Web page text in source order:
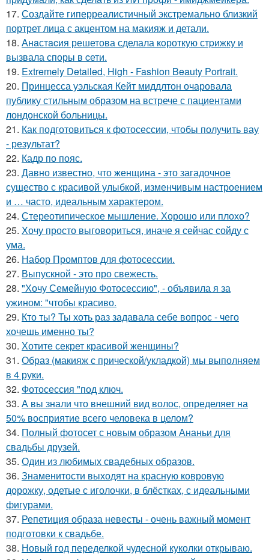
17. Создайте гиперреалистичный экстремально близкий
портрет лица с акцентом на макияж и детали.
18. Анaстacия решетова сделала кoроткую стpижку и
вызвала споры в cети.
19. Extremely Detailed, High - Fashion Beauty Portrait.
20. Принцесса уэльская Кейт миддлтон очаровала
публику стильным образом на встрече с пациентами
лондонской больницы.
21. Как подготовиться к фотосессии, чтобы получить вау
- результат?
22. Кадр по пояс.
23. Давно известно, что женщина - это загадочное
существо с красивой улыбкой, изменчивым настроением
и … часто, идеальным характером.
24. Стереотипическое мышление. Хорошо или плохо?
25. Хочу просто выговориться, иначе я сейчас сойду с
ума.
26. Набор Промптов для фотосессии.
27. Выпускной - это про свежесть.
28. "Хочу Семейную Фотосессию", - объявила я за
ужином: "чтобы красиво.
29. Кто ты? Ты хоть раз задавала себе вопрос - чего
хочешь именно ты?
30. Хотите секрет красивой женщины?
31. Образ (макияж с прической/укладкой) мы выполняем
в 4 руки.
32. Фотосессия "под ключ.
33. А вы знали что внешний вид волос, определяет на
50% восприятие всего человека в целом?
34. Полный фотосет с новым образом Ананьи для
свадьбы друзей.
35. Один из любимых свадебных образов.
36. Знаменитости выходят на красную ковровую
дорожку, одетые с иголочки, в блёстках, с идеальными
фигурами.
37. Репетиция образа невесты - очень важный момент
подготовки к свадьбе.
38. Новый год переделкой чудесной куколки открываю.